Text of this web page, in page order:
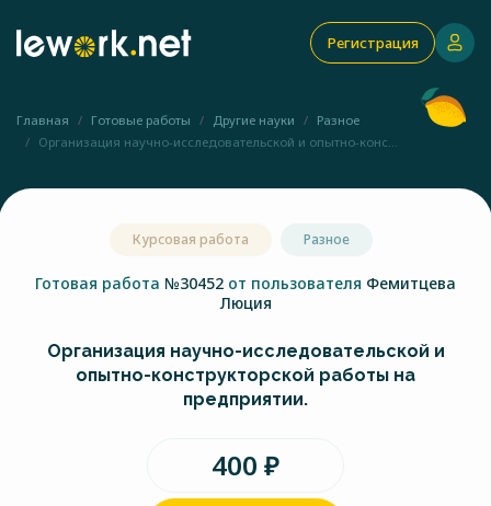
Регистрация
Главная Готовые работы Другие науки
Разное
Организация научно-исследовательской и опытно-конс...
Курсовая работа Разное
Готовая работа №30452 от пользователя Фемитцева
Люция
Организация научно-исследовательской и
опытно-конструкторской работы на
предприятии.
400 ₽